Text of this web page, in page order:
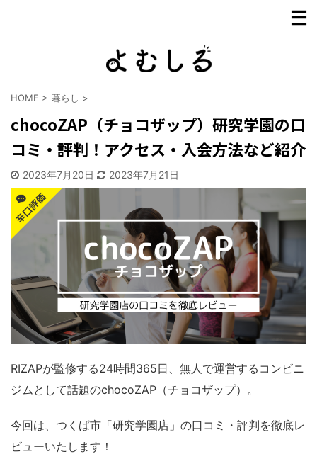
HOME > 暮らし >
chocoZAP（チョコザップ）研究学園の口
コミ・評判！アクセス・入会方法など紹介
2023年7月20日 2023年7月21日
RIZAPが監修する24時間365日、無人で運営するコンビニ
ジムとして話題のchocoZAP（チョコザップ）。
今回は、つくば市「研究学園店」の口コミ・評判を徹底レ
ビューいたします！